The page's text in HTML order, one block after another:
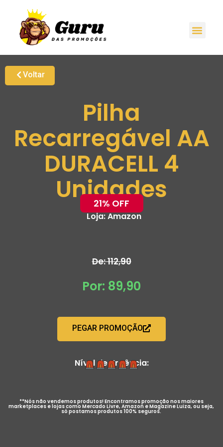
Voltar
Pilha
Recarregável AA
DURACELL 4
Unidades
21% OFF
Loja:Amazon
De: 112,90
Por: 89,90
PEGAR PROMOÇÃO
Nível de Urgência:
**Nós não vendemos produtos! Encontramos promoção nos maiores
marketplaces e lojas como Mercado Livre, Amazon e Magazine Luiza, ou seja,
só postamos produtos 100% seguros.